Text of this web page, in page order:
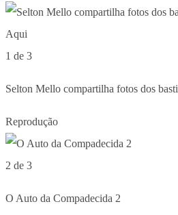
1 de 3
Selton Mello compartilha fotos dos
Reprodução
2 de 3
O Auto da Compadecida 2